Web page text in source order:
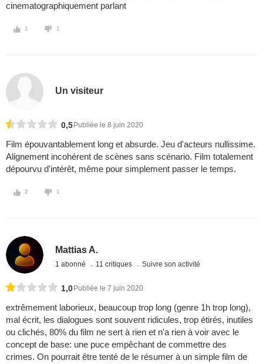
cinematographiquement parlant
1 1
Un visiteur
0,5 Publiée le 8 juin 2020
Film épouvantablement long et absurde. Jeu d'acteurs nullissime.
Alignement incohérent de scènes sans scénario. Film totalement
dépourvu d'intérêt, même pour simplement passer le temps.
2 1
Mattias A.
1 abonné 11 critiques Suivre son activité
1,0 Publiée le 7 juin 2020
extrêmement laborieux, beaucoup trop long (genre 1h trop long),
mal écrit, les dialogues sont souvent ridicules, trop étirés, inutiles
ou clichés, 80% du film ne sert à rien et n'a rien à voir avec le
concept de base: une puce empêchant de commettre des
crimes. On pourrait être tenté de le résumer à un simple film de